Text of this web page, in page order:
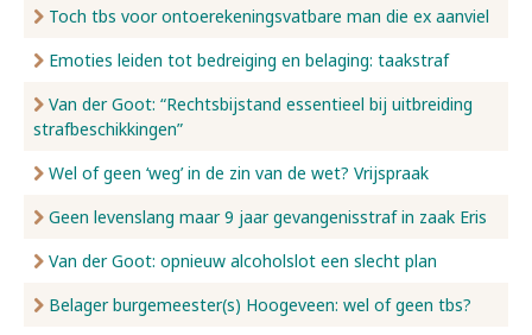
Toch tbs voor ontoerekeningsvatbare man die ex aanviel
Emoties leiden tot bedreiging en belaging: taakstraf
Van der Goot: “Rechtsbijstand essentieel bij uitbreiding
strafbeschikkingen”
Wel of geen ‘weg’ in de zin van de wet? Vrijspraak
Geen levenslang maar 9 jaar gevangenisstraf in zaak Eris
Van der Goot: opnieuw alcoholslot een slecht plan
Belager burgemeester(s) Hoogeveen: wel of geen tbs?